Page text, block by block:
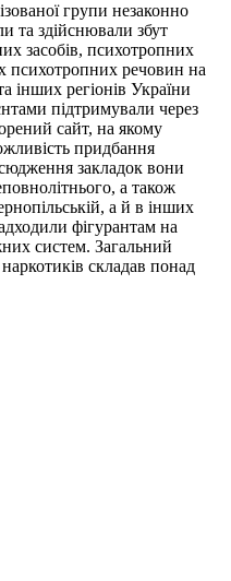
групи незаконно
та здійснювали збут
засобів, психотропних
психотропних речовин на
інших регіонів України
підтримували через
сайт, на якому
придбання
закладок вони
а також
а й в інших
фігурантам на
систем. Загальний
складав понад